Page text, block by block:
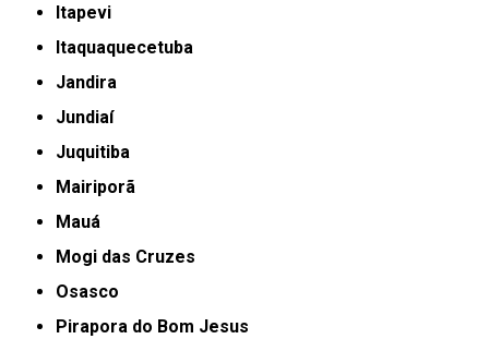
Itapevi
Itaquaquecetuba
Jandira
Jundiaí
Juquitiba
Mairiporã
Mauá
Mogi das Cruzes
Osasco
Pirapora do Bom Jesus